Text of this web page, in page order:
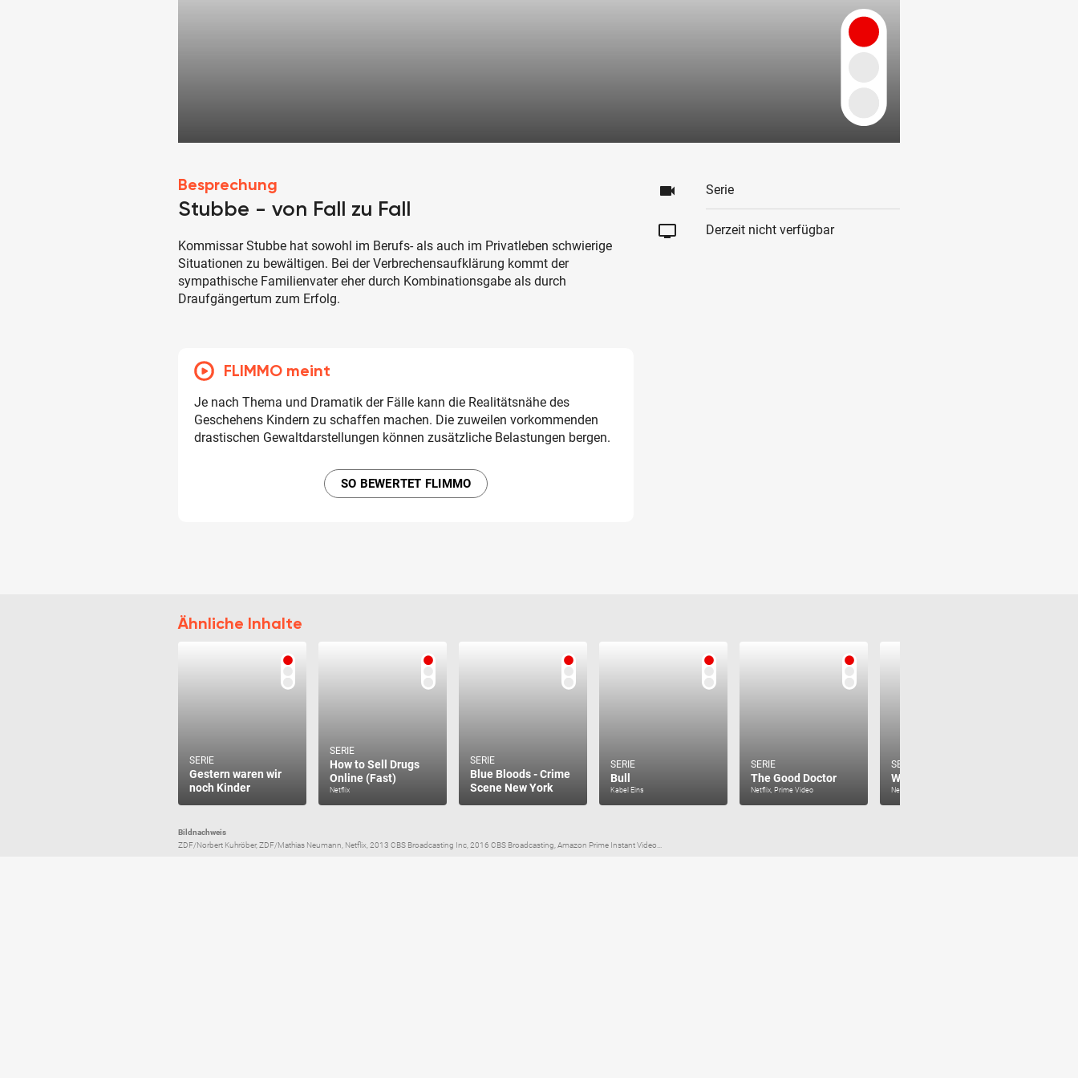
Besprechung
Stubbe - von Fall zu Fall
Kommissar Stubbe hat sowohl im Berufs- als auch im Privatleben schwierige
Situationen zu bewältigen. Bei der Verbrechensaufklärung kommt der
sympathische Familienvater eher durch Kombinationsgabe als durch
Draufgängertum zum Erfolg.
FLIMMO meint
Je nach Thema und Dramatik der Fälle kann die Realitätsnähe des
Geschehens Kindern zu schaffen machen. Die zuweilen vorkommenden
drastischen Gewaltdarstellungen können zusätzliche Belastungen bergen.
SO BEWERTET FLIMMO
videocam Serie
tv Derzeit nicht verfügbar
Ähnliche Inhalte
SERIE
Gestern waren wir
noch Kinder
SERIE
How to Sell Drugs
Online (Fast)
Netflix
SERIE
Blue Bloods - Crime
Scene New York
SERIE
Bull
Kabel Eins
SERIE
The Good Doctor
Netflix, Prime Video
SERIE
Wednesday
Netflix
Bildnachweis
ZDF/Norbert Kuhröber, ZDF/Mathias Neumann, Netflix, 2013 CBS Broadcasting Inc, 2016 CBS Broadcasting, Amazon Prime Instant Video...